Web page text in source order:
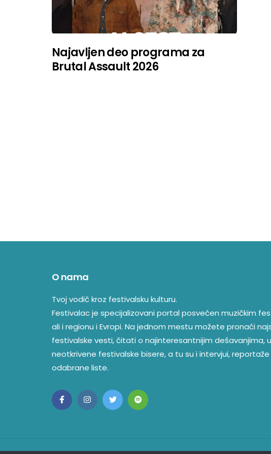
Najavljen deo programa za
Brutal Assault 2026
O nama
Tvoj vodič kroz festivalsku kulturu.
Festivalac je specijalizovani portal posvećen muzičkim
ali i regionu i Evropi. Na jednom mestu možete pronaći
festivalske vesti, čitati o najinteresantnijim dešavanjima,
neotkrivene festivalske bisere, a tu su i intervjui, reportaže
odabrane liste.